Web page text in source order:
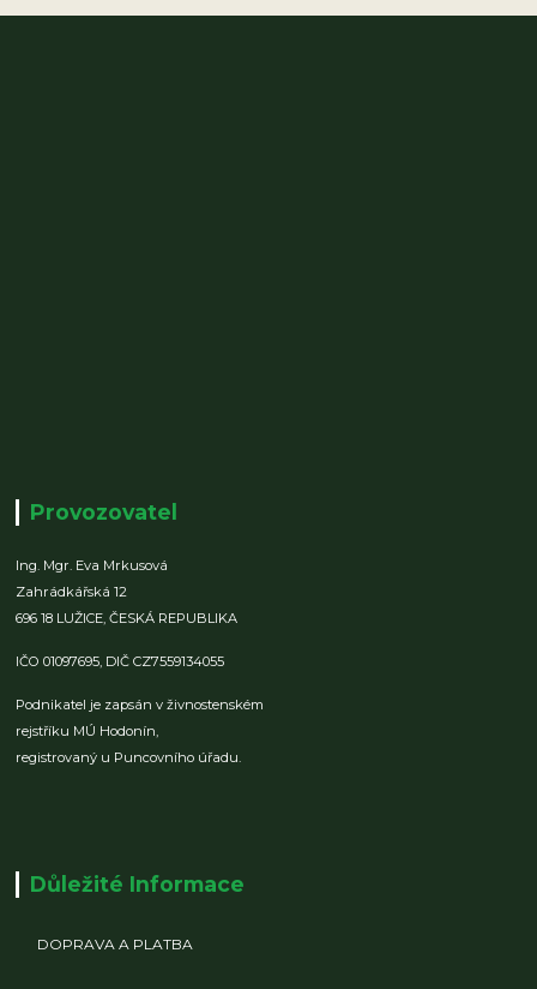
Provozovatel
Ing. Mgr. Eva Mrkusová
Zahrádkářská 12
696 18 LUŽICE,ČESKÁ REPUBLIKA
IČO 01097695, DIČ CZ7559134055
Podnikatel je zapsán v živnostenském
rejstříku MÚ Hodonín,
registrovaný u Puncovního úřadu.
Důležité Informace
DOPRAVA A PLATBA